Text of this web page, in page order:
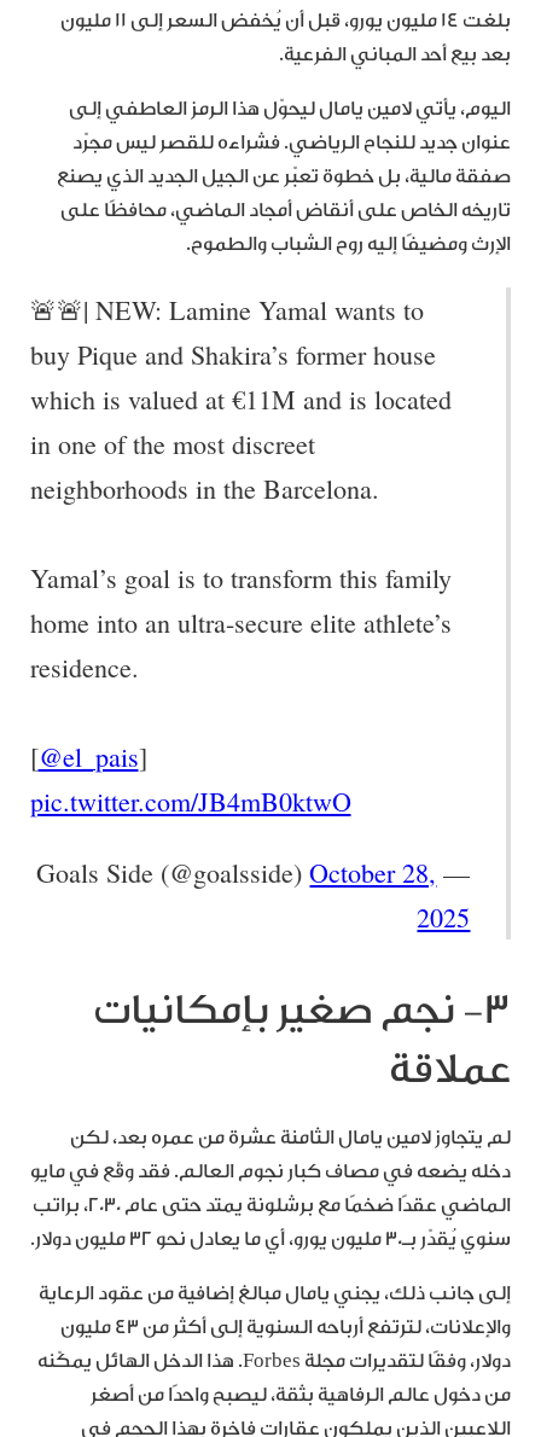
بلغت 14 مليون يورو، قبل أن يُخفض السعر إلى 11 مليون
بعد بيع أحد المباني الفرعية.
اليوم، يأتي لامين يامال ليحوّل هذا الرمز العاطفي إلى
عنوان جديد للنجاح الرياضي. فشراءه للقصر ليس مجرّد
صفقة مالية، بل خطوة تعبّر عن الجيل الجديد الذي يصنع
تاريخه الخاص على أنقاض أمجاد الماضي، محافظًا على
الإرث ومضيفًا إليه روح الشباب والطموح.
🚨🚨| NEW: Lamine Yamal wants to
buy Pique and Shakira’s former house
which is valued at €11M and is located
in one of the most discreet
neighborhoods in the Barcelona.
Yamal’s goal is to transform this family
home into an ultra-secure elite athlete’s
residence.
[@el_pais]
pic.twitter.com/JB4mB0ktwO
— Goals Side (@goalsside)
October 28,
2025
٣- نجم صغير بإمكانيات
عملاقة
لم يتجاوز لامين يامال الثامنة عشرة من عمره بعد، لكن
دخله يضعه في مصاف كبار نجوم العالم. فقد وقّع في مايو
الماضي عقدًا ضخمًا مع برشلونة يمتد حتى عام 2030، براتب
سنوي يُقدّر بـ30 مليون يورو، أي ما يعادل نحو 32 مليون دولار.
إلى جانب ذلك، يجني يامال مبالغ إضافية من عقود الرعاية
والإعلانات، لترتفع أرباحه السنوية إلى أكثر من 43 مليون
دولار، وفقًا لتقديرات مجلة Forbes. هذا الدخل الهائل يمكّنه
من دخول عالم الرفاهية بثقة، ليصبح واحدًا من أصغر
اللاعبين الذين يملكون عقارات فاخرة بهذا الحجم في